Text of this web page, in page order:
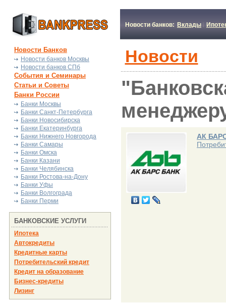
Новости банков: Вклады
Новости Банков
Новости банков Москвы
Новости банков СПб
События и Семинары
Статьи и Советы
Банки России
Банки Москвы
Банки Санкт-Петербурга
Банки Новосибирска
Банки Екатеринбурга
Банки Нижнего Новгорода
Банки Самары
Банки Омска
Банки Казани
Банки Челябинска
Банки Ростова-на-Дону
Банки Уфы
Банки Волгограда
Банки Перми
БАНКОВСКИЕ УСЛУГИ
Ипотека
Автокредиты
Кредитные карты
Потребительский кредит
Кредит на образование
Бизнес-кредиты
Лизинг
Новости
АК